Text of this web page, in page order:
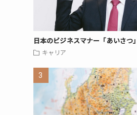
日本のビジネスマナー「あいさつ」
キャリア